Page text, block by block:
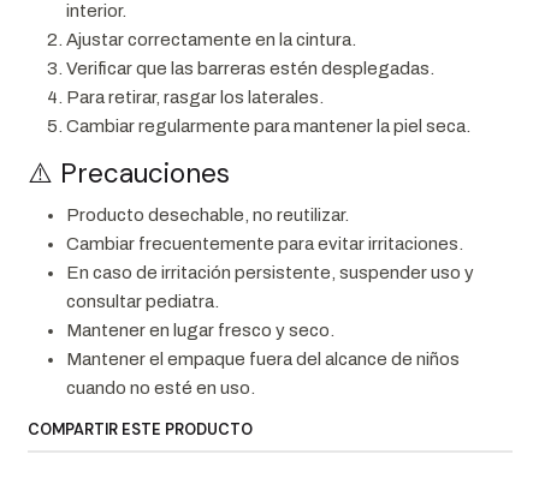
interior.
Ajustar correctamente en la cintura.
Verificar que las barreras estén desplegadas.
Para retirar, rasgar los laterales.
Cambiar regularmente para mantener la piel seca.
⚠️ Precauciones
Producto desechable, no reutilizar.
Cambiar frecuentemente para evitar irritaciones.
En caso de irritación persistente, suspender uso y
consultar pediatra.
Mantener en lugar fresco y seco.
Mantener el empaque fuera del alcance de niños
cuando no esté en uso.
COMPARTIR ESTE PRODUCTO